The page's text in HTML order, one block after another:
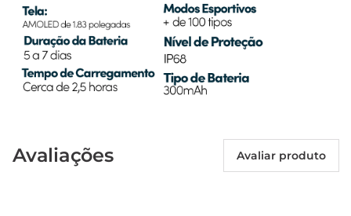
Avaliações Avaliar produto